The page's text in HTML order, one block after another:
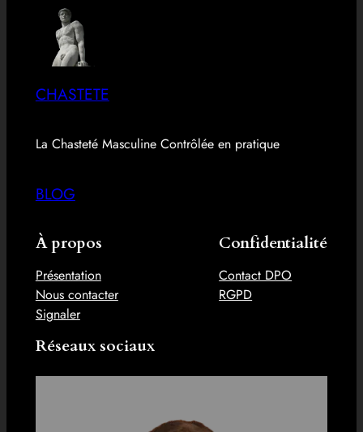
CHASTETE
La Chasteté Masculine Contrôlée en pratique
BLOG
À propos
Présentation
Nous contacter
Signaler
Confidentialité
Contact DPO
RGPD
Réseaux sociaux